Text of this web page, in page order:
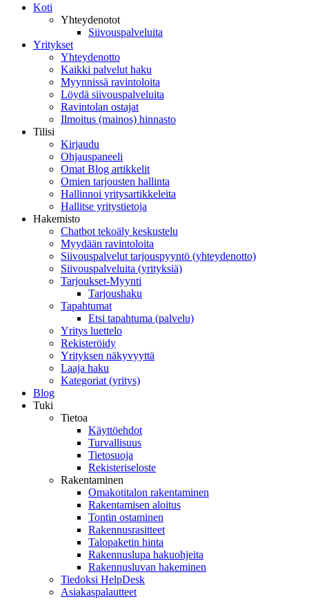
Koti
Yhteydenotot
Siivouspalveluita
Yritykset
Yhteydenotto
Kaikki palvelut haku
Myynnissä ravintoloita
Löydä siivouspalveluita
Ravintolan ostajat
Ilmoitus (mainos) hinnasto
Tilisi
Kirjaudu
Ohjauspaneeli
Omat Blog artikkelit
Omien tarjousten hallinta
Hallinnoi yritysartikkeleita
Hallitse yritystietoja
Hakemisto
Chatbot tekoäly keskustelu
Myydään ravintoloita
Siivouspalvelut tarjouspyyntö (yhteydenotto)
Siivouspalveluita (yrityksiä)
Tarjoukset-Myynti
Tarjoushaku
Tapahtumat
Etsi tapahtuma (palvelu)
Yritys luettelo
Rekisteröidy
Yrityksen näkyvyyttä
Laaja haku
Kategoriat (yritys)
Blog
Tuki
Tietoa
Käyttöehdot
Turvallisuus
Tietosuoja
Rekisteriseloste
Rakentaminen
Omakotitalon rakentaminen
Rakentamisen aloitus
Tontin ostaminen
Rakennusrasitteet
Talopaketin hinta
Rakennuslupa hakuohjeita
Rakennusluvan hakeminen
Tiedoksi HelpDesk
Asiakaspalautteet